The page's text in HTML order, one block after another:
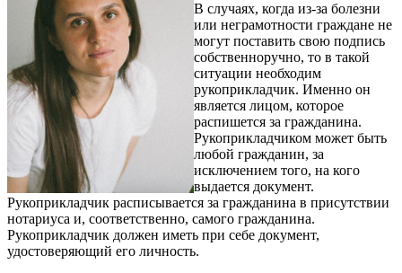
В случаях, когда из-за болезни
или неграмотности граждане не
могут поставить свою подпись
собственноручно, то в такой
ситуации необходим
рукоприкладчик. Именно он
является лицом, которое
распишется за гражданина.
Рукоприкладчиком может быть
любой гражданин, за
исключением того, на кого
выдается документ.
Рукоприкладчик расписывается за гражданина в присутствии
нотариуса и, соответственно, самого гражданина.
Рукоприкладчик должен иметь при себе документ,
удостоверяющий его личность.